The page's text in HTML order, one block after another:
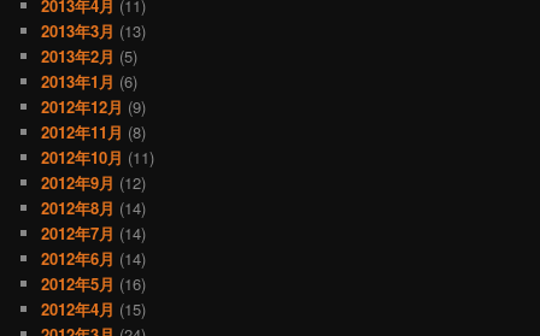
2013年4月 (11)
2013年3月 (13)
2013年2月 (5)
2013年1月 (6)
2012年12月 (9)
2012年11月 (8)
2012年10月 (11)
2012年9月 (12)
2012年8月 (14)
2012年7月 (14)
2012年6月 (14)
2012年5月 (16)
2012年4月 (15)